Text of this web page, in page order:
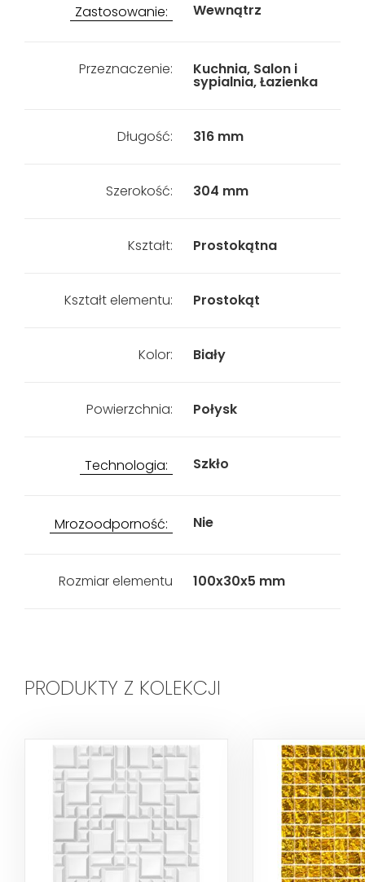
Zastosowanie: Wewnątrz
Przeznaczenie: Kuchnia, Salon i
sypialnia, Łazienka
Długość: 316 mm
Szerokość: 304 mm
Kształt: Prostokątna
Kształt elementu: Prostokąt
Kolor: Biały
Powierzchnia: Połysk
Technologia: Szkło
Mrozoodporność: Nie
Rozmiar elementu 100x30x5 mm
PRODUKTY Z KOLEKCJI